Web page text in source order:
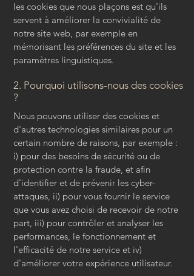
les cookies que nous plaçons est qu'ils
servent à améliorer la convivialité de
notre site web, par exemple en
mémorisant les préférences du site et les
paramètres linguistiques.
2. Pourquoi utilisons-nous des cookies
?
Nous pouvons utiliser des cookies et
d'autres technologies similaires pour un
certain nombre de raisons, par exemple :
i) pour des besoins de sécurité ou de
protection contre la fraude, et afin
d'identifier et de prévenir les cyber-
attaques, ii) pour vous fournir le service
que vous avez choisi de recevoir de notre
part, iii) pour contrôler et analyser les
performances, le fonctionnement et
l'efficacité de notre service et iv)
d'améliorer votre expérience utilisateur.